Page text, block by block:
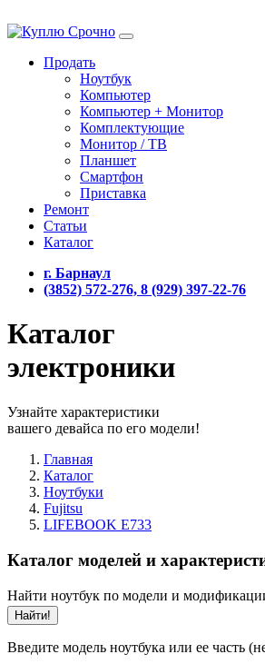
Продать
Ноутбук
Компьютер
Компьютер + Монитор
Комплектующие
Монитор / ТВ
Планшет
Смартфон
Приставка
Ремонт
Статьи
Каталог
г. Барнаул
(3852) 572-276, 8 (929) 397-22-76
Каталог
электроники
Узнайте характеристики
вашего девайса по его модели!
Главная
Каталог
Ноутбуки
Fujitsu
LIFEBOOK E733
Каталог моделей и
Найти ноутбук по модели и
Найти!
Введите модель ноутбука или ее часть